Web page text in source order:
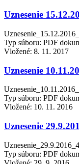
Uznesenie
Typ súboru: PDF
Vložené: 8. 11. 2017
Uznesenie
Typ súboru: PDF
Vložené: 10. 11. 2016
Uznesenie
Typ súboru: PDF